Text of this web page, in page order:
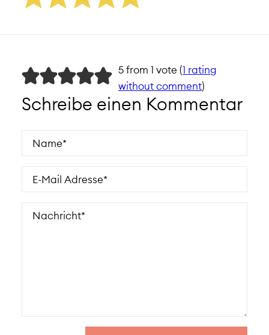
5 from 1 vote (1 rating
without comment)
Schreibe einen Kommentar